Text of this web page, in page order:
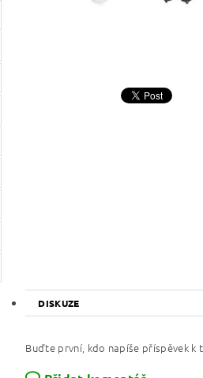
DISKUZE
Buďte první, kdo napíše příspěvek k